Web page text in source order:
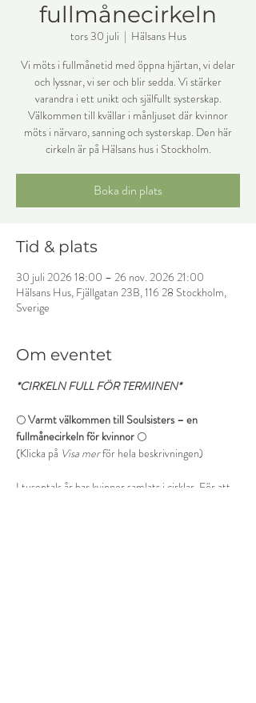
fullmånecirkeln
tors 30 juli
  |
Hälsans Hus
Vi möts i fullmånetid med öppna hjärtan, vi delar
och lyssnar, vi ser och blir sedda. Vi stärker
varandra i ett unikt och själfullt systerskap.
Välkommen till kvällar i månljuset där kvinnor
möts i närvaro, sanning och systerskap. Den här
cirkeln är på Hälsans hus i Stockholm.
Boka din plats
Tid & plats
30 juli 2026 18:00 – 26 nov. 2026 21:00
Hälsans Hus, Fjällgatan 23B, 116 28 Stockholm,
Sverige
Om eventet
*CIRKELN FULL FÖR TERMINEN*
🌕 Varmt välkommen till Soulsisters – en
fullmånecirkeln för kvinnor 🌕
(Klicka på Visa mer för hela beskrivningen)
I tusentals år har kvinnor samlats i cirklar. För att